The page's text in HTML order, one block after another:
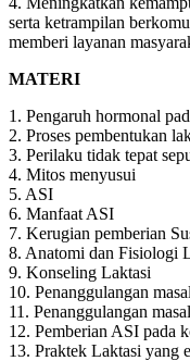
serta ketrampilan
memberi layanan
MATERI
1. Pengaruh hormonal
2. Proses pembentukan
3. Perilaku tidak tepat
4. Mitos menyusui
5. ASI
6. Manfaat ASI
7. Kerugian pemberian
8. Anatomi dan Fisiologi
9. Konseling Laktasi
10. Penanggulangan
11. Penanggulangan
12. Pemberian ASI pada
13. Praktek Laktasi yang